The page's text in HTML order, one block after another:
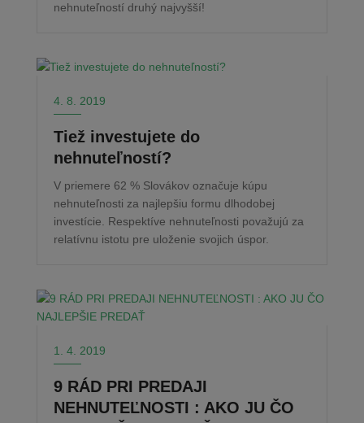
nehnuteľností druhý najvyšší!
4. 8. 2019
Tiež investujete do
nehnuteľností?
V priemere 62 % Slovákov označuje kúpu
nehnuteľnosti za najlepšiu formu dlhodobej
investície. Respektíve nehnuteľnosti považujú za
relatívnu istotu pre uloženie svojich úspor.
1. 4. 2019
9 RÁD PRI PREDAJI
NEHNUTEĽNOSTI : AKO JU ČO